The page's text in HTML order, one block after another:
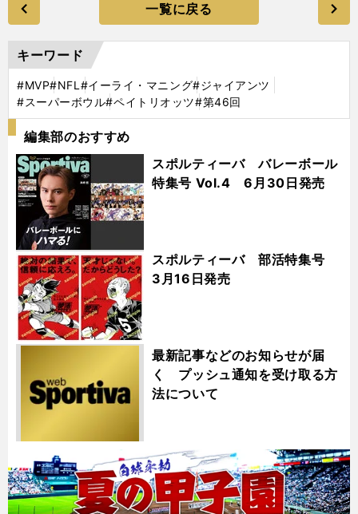
一覧に戻る
キーワード
#MVP#NFL #イーライ・マニング#ジャイアンツ
#スーパーボウル#ペイトリオッツ#第46回
編集部のおすすめ
スポルティーバ バレーボール
特集号 Vol.4 6月30日発売
スポルティーバ 部活特集号
3月16日発売
最新記事などのお知らせが届
く プッシュ通知を受け取る方
法について